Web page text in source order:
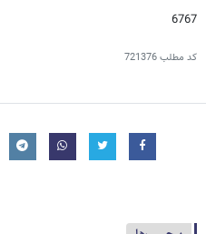
6767
کد مطلب721376